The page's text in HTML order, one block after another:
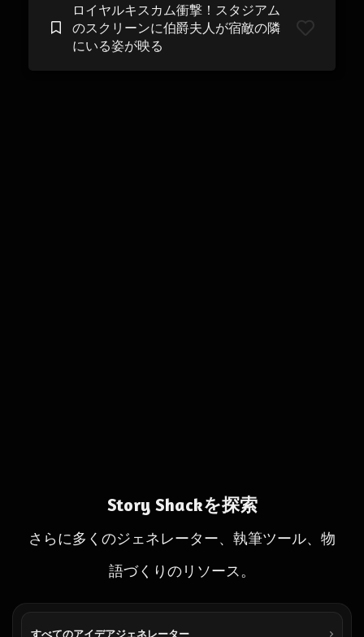
ロイヤルキスカム衝撃！スタジアム
のスクリーンに伯爵夫人が宿敵の隣
にいる姿が映る
Story Shackを探索
さらに多くのジェネレーター、執筆ツール、物
語づくりのリソース。
すべてのアイデアジェネレーター